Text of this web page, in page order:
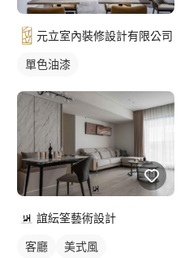
元立室內裝修設計有限公司
單色油漆
誼紜筌藝術設計
客廳 美式風